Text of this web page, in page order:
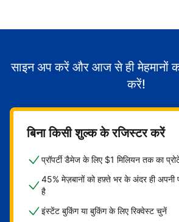
साइन अप करें और आज से ही मेहमानों
करें!
बिना किसी शुल्क के रजिस्टर करें
प्रॉपर्टी डैमेज के लिए $1 मिलियन तक का
45% मेज़बानों को हफ़्ते भर के अंदर ही अपनी
है
इंस्टेंट बुकिंग या बुकिंग के लिए रिक्वेस्ट चुनें